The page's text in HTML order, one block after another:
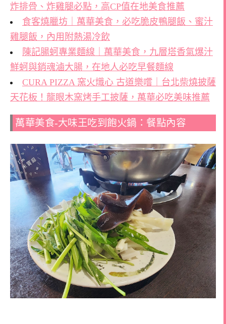
炸排骨、炸雞腿必點，高CP值在地美食推薦
食客燒臘坊｜萬華美食，必吃脆皮鴨腿飯、蜜汁
雞腿飯，內用附熱湯冷飲
陳記腸蚵專業麵線｜萬華美食，九層塔香氣爆汁
鮮蚵與銷魂滷大腸，在地人必吃早餐麵線
CURA PIZZA 窯火熾心 古道樂嚐｜台北柴燒披薩
天花板！龍眼木窯烤手工披薩，萬華必吃美味推薦
萬華美食-大味王吃到飽火鍋：餐點內容